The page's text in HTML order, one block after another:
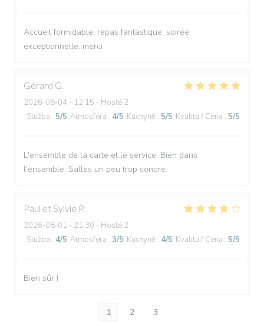
Accueil formidable, repas fantastique, soirée
exceptionnelle, merci
Gérard G
2026-08-04 - 12:15 - Hosté 2
Služba : 5/5 Atmosféra : 4/5 Kuchyně : 5/5 Kvalita / Cena : 5/5
L'ensemble de la carte et le service, Bien dans
l'ensemble. Salles un peu trop sonore.
Paul et Sylvie P
2026-08-01 - 21:30 - Hosté 2
Služba : 4/5 Atmosféra : 3/5 Kuchyně : 4/5 Kvalita / Cena : 5/5
Bien sûr !
1 2 3